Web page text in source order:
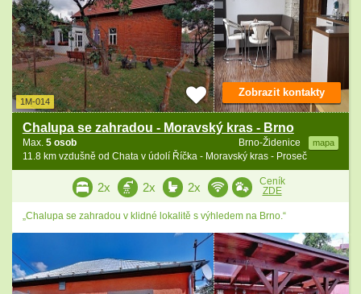
1M-014
Chalupa se zahradou - Moravský kras - Brno
Brno-Židenice mapa
Max. 5 osob
11.8 km vzdušně od Chata v údolí Říčka - Moravský kras - Proseč
Zobrazit kontakty
2x 2x 2x
Ceník
ZDE
„Chalupa se zahradou v klidné lokalitě s výhledem na Brno.“